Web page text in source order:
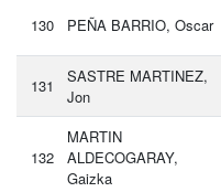
130 PEÑA BARRIO, Oscar
131
SASTRE MARTINEZ,
Jon
132
MARTIN
ALDECOGARAY,
Gaizka